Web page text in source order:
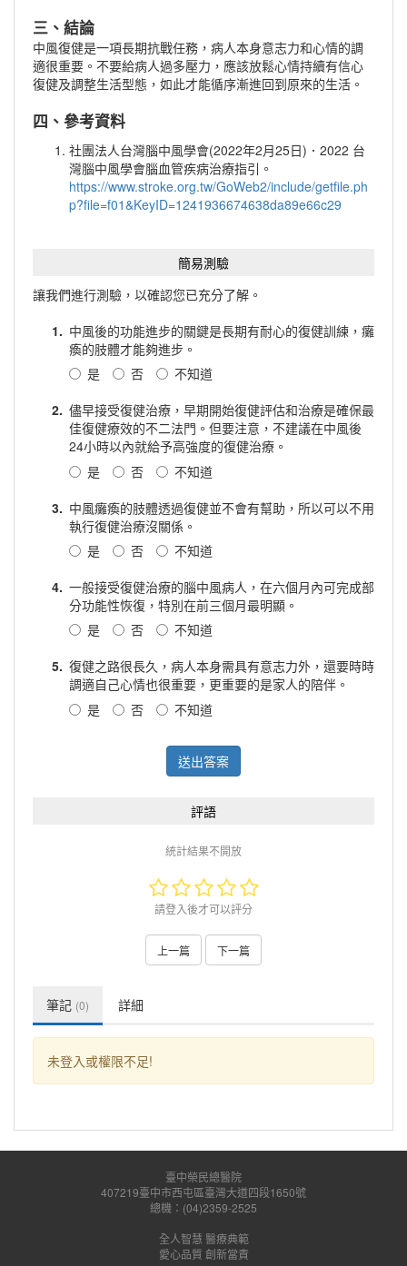
三、結論
中風復健是一項長期抗戰任務，病人本身意志力和心情的調
適很重要。不要給病人過多壓力，應該放鬆心情持續有信心
復健及調整生活型態，如此才能循序漸進回到原來的生活。
四、參考資料
社團法人台灣腦中風學會(2022年2月25日)．2022 台
灣腦中風學會腦血管疾病治療指引。
https://www.stroke.org.tw/GoWeb2/include/getfile.ph
p?file=f01&KeyID=1241936674638da89e66c29
簡易測驗
讓我們進行測驗，以確認您已充分了解。
1. 中風後的功能進步的關鍵是長期有耐心的復健訓練，癱
瘓的肢體才能夠進步。
是
否
不知道
2. 儘早接受復健治療，早期開始復健評估和治療是確保最
佳復健療效的不二法門。但要注意，不建議在中風後
24小時以內就給予高強度的復健治療。
是
否
不知道
3. 中風癱瘓的肢體透過復健並不會有幫助，所以可以不用
執行復健治療沒關係。
是
否
不知道
4. 一般接受復健治療的腦中風病人，在六個月內可完成部
分功能性恢復，特別在前三個月最明顯。
是
否
不知道
5. 復健之路很長久，病人本身需具有意志力外，還要時時
調適自己心情也很重要，更重要的是家人的陪伴。
是
否 不知道
送出答案
評語
統計結果不開放
請登入後才可以評分
上一篇 下一篇
筆記 (0) 詳細
未登入或權限不足!
臺中榮民總醫院
407219臺中市西屯區臺灣大道四段1650號
總機：(04)2359-2525
全人智慧 醫療典範
愛心品質 創新當責